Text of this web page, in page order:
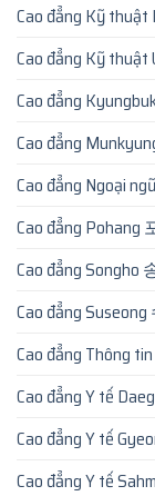
Cao đẳng Kỹ
Cao đẳng Kỹ
Cao đẳng
Cao đẳng
Cao đẳng Ngoại
Cao đẳng Pohang
Cao đẳng Songho
Cao đẳng
Cao đẳng Thông
Cao đẳng Y tế
Cao đẳng Y tế
Cao đẳng Y tế